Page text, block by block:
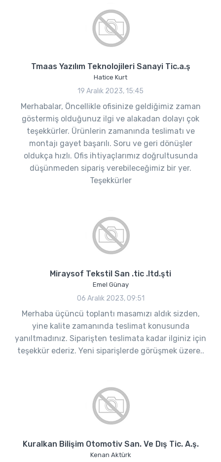
Tmaas Yazılım Teknolojileri Sanayi Tic.a.ş
Hatice Kurt
19 Aralık 2023, 15:45
Merhabalar, Öncellikle ofisinize geldiğimiz zaman
göstermiş olduğunuz ilgi ve alakadan dolayı çok
teşekkürler. Ürünlerin zamanında teslimatı ve
montajı gayet başarılı. Soru ve geri dönüşler
oldukça hızlı. Ofis ihtiyaçlarımız doğrultusunda
düşünmeden sipariş verebileceğimiz bir yer.
Teşekkürler
Miraysof Tekstil San .tic .ltd.şti
Emel Günay
06 Aralık 2023, 09:51
Merhaba üçüncü toplantı masamızı aldık sizden,
yine kalite zamanında teslimat konusunda
yanıltmadınız. Siparişten teslimata kadar ilginiz için
teşekkür ederiz. Yeni siparişlerde görüşmek üzere..
Kuralkan Bilişim Otomotiv San. Ve Dış Tic. A.ş.
Kenan Aktürk